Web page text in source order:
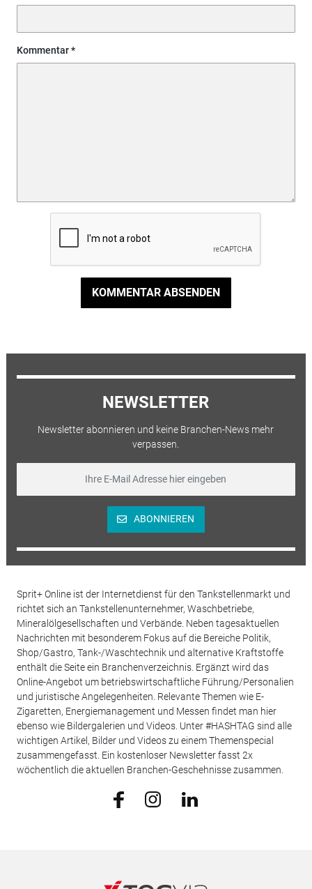
Kommentar
KOMMENTAR ABSENDEN
NEWSLETTER
Newsletter abonnieren und keine Branchen-News mehr
verpassen.
ABONNIEREN
Sprit+ Online ist der Internetdienst für den Tankstellenmarkt und
richtet sich an Tankstellenunternehmer, Waschbetriebe,
Mineralölgesellschaften und Verbände. Neben tagesaktuellen
Nachrichten mit besonderem Fokus auf die Bereiche Politik,
Shop/Gastro, Tank-/Waschtechnik und alternative Kraftstoffe
enthält die Seite ein Branchenverzeichnis. Ergänzt wird das
Online-Angebot um betriebswirtschaftliche Führung/Personalien
und juristische Angelegenheiten. Relevante Themen wie E-
Zigaretten, Energiemanagement und Messen findet man hier
ebenso wie Bildergalerien und Videos. Unter #HASHTAG sind alle
wichtigen Artikel, Bilder und Videos zu einem Themenspecial
zusammengefasst. Ein kostenloser Newsletter fasst 2x
wöchentlich die aktuellen Branchen-Geschehnisse zusammen.